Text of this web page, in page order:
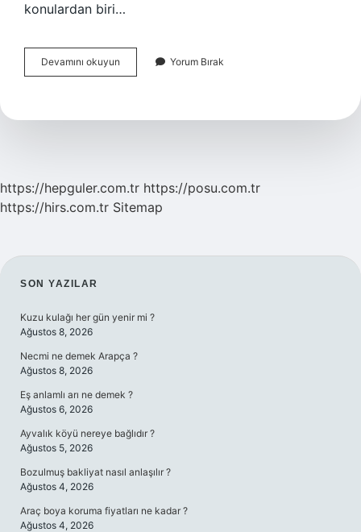
konulardan biri…
Devamını okuyun
Döver
Yorum Bırak
https://hepguler.com.tr https://posu.com.tr
https://hirs.com.tr Sitemap
SIDEBAR
SON YAZILAR
Kuzu kulağı her gün yenir mi ?
Ağustos 8, 2026
Necmi ne demek Arapça ?
Ağustos 8, 2026
Eş anlamlı arı ne demek ?
Ağustos 6, 2026
Ayvalık köyü nereye bağlıdır ?
Ağustos 5, 2026
Bozulmuş bakliyat nasıl anlaşılır ?
Ağustos 4, 2026
Araç boya koruma fiyatları ne kadar ?
Ağustos 4, 2026